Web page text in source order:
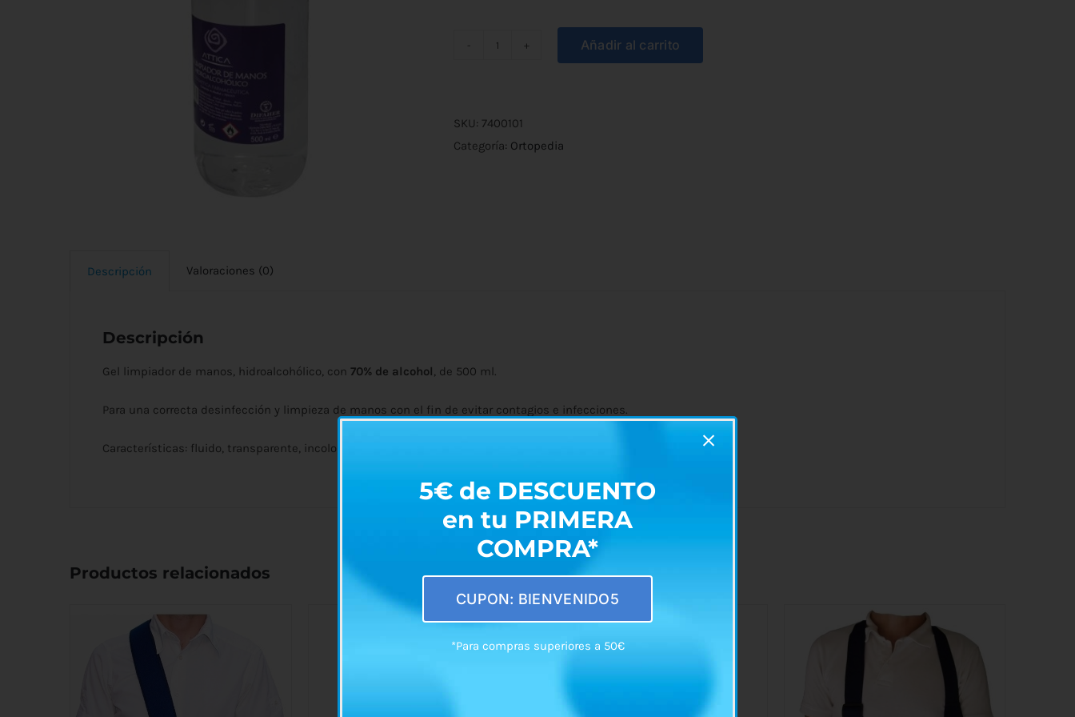
Manos
Hidroalcohólico
Añadir al carrito
SKU: 7400101
Categoría: Ortopedia
Descripción Valoraciones (0)
Descripción
Gel limpiador de manos, hidroalcohólico, con 70% de alcohol, de 500 ml.
Para una correcta desinfección y limpieza de manos con el fin de evitar contagios e infecciones.
Características: fluido, transparente, incoloro y con aroma cítrico. Se absorbe fácilmente.
Productos relacionados
5€ de DESCUENTO
en tu PRIMERA
COMPRA*
CUPON: BIENVENIDO5
*Para compras superiores a 50€